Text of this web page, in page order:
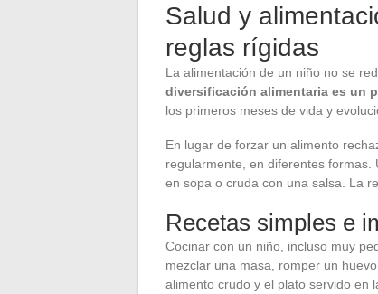
Salud y
reglas rígidas
La alimentación de un niño no se
diversificación alimentaria es un
los primeros meses de vida y
En lugar de forzar un alimento
regularmente, en diferentes formas.
en sopa o cruda con una salsa. La
Recetas simples e
Cocinar con un niño, incluso muy
mezclar una masa, romper un
alimento crudo y el plato servido en